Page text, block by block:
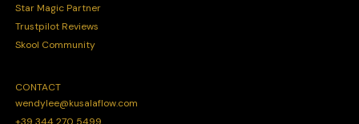
Star Magic Partner
Trustpilot Reviews
Skool Community
CONTACT
wendylee@kusalaflow.com